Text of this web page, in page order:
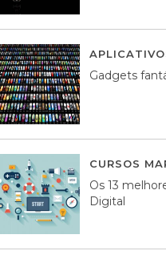
Gadgets
CURSOS
Os 13
Digital